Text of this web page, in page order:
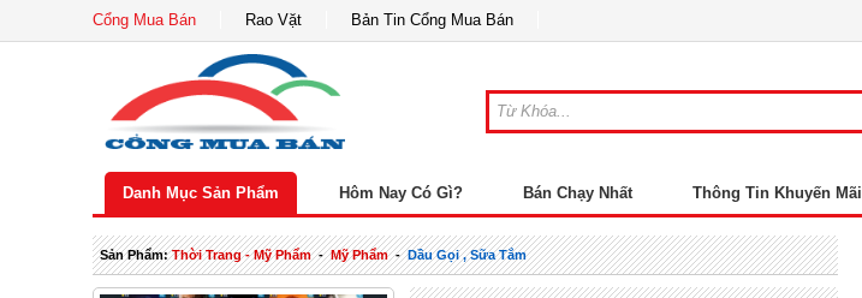
Cổng Mua Bán Rao Vặt Bản Tin Cổng Mua Bán
Danh Mục Sản Phẩm Hôm Nay Có Gì? Bán Chạy Nhất Thông Tin Khuyến Mãi
Sản Phẩm:Thời Trang - Mỹ Phẩm-Mỹ Phẩm-Dầu Gọi , Sữa Tắm